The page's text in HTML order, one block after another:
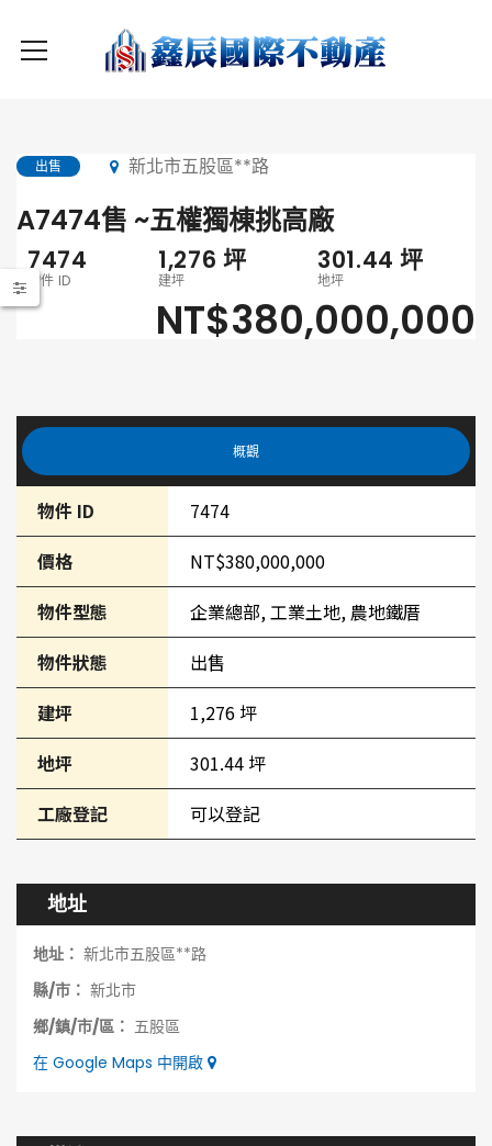
出售 新北市五股區**路
A7474售 ~五權獨棟挑高廠
7474
物件 ID
1,276 坪
建坪
301.44坪
地坪
NT$380,000,000
地址
地址： 新北市五股區**路
縣/市： 新北市
鄉/鎮/市/區： 五股區
在 Google Maps 中開啟
概觀
物件 ID
7474
價格
NT$380,000,000
物件型態
企業總部, 工業土地, 農地鐵厝
物件狀態
出售
建坪
1,276 坪
地坪
301.44 坪
工廠登記
可以登記